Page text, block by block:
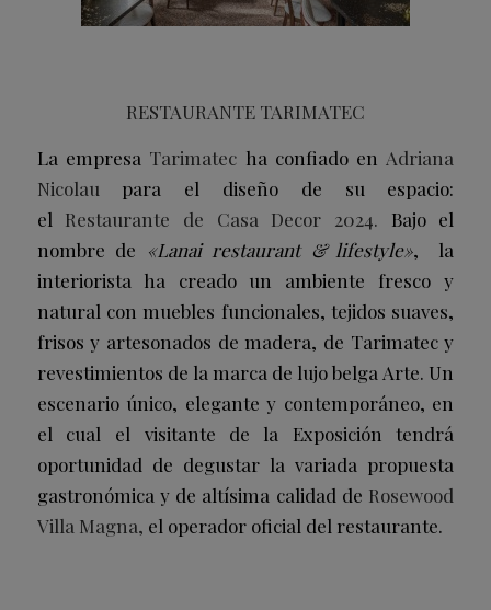
RESTAURANTE TARIMATEC
La empresa Tarimatec ha confiado en Adriana
Nicolau para el diseño de su espacio:
el Restaurante de Casa Decor 2024. Bajo el
nombre de «Lanai restaurant & lifestyle», la
interiorista ha creado un ambiente fresco y
natural con muebles funcionales, tejidos suaves,
frisos y artesonados de madera, de Tarimatec y
revestimientos de la marca de lujo belga Arte. Un
escenario único, elegante y contemporáneo, en
el cual el visitante de la Exposición tendrá
oportunidad de degustar la variada propuesta
gastronómica y de altísima calidad de Rosewood
Villa Magna, el operador oficial del restaurante.